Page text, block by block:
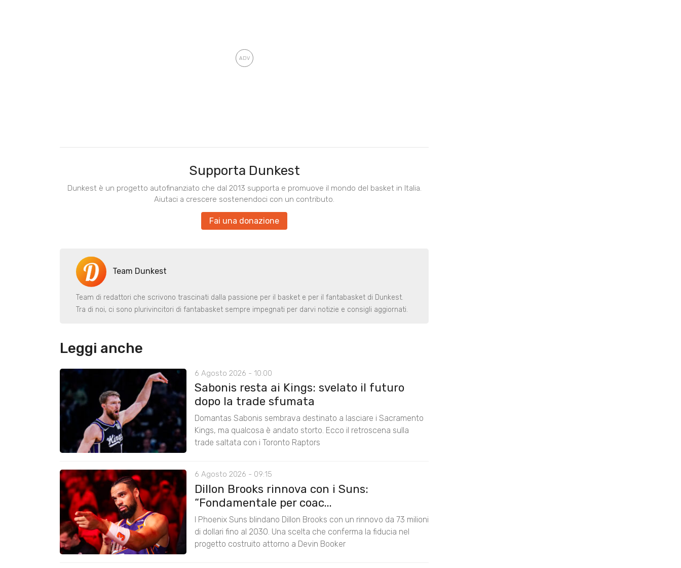
Supporta Dunkest
Dunkest è un progetto autofinanziato che dal 2013 supporta e promuove il mondo del basket in Italia.
Aiutaci a crescere sostenendoci con un contributo.
Fai una donazione
Team Dunkest
Team di redattori che scrivono trascinati dalla passione per il basket e per il fantabasket di Dunkest.
Tra di noi, ci sono plurivincitori di fantabasket sempre impegnati per darvi notizie e consigli aggiornati.
Leggi anche
6 Agosto 2026 - 10:00
Sabonis resta ai Kings: svelato il futuro
dopo la trade sfumata
Domantas Sabonis sembrava destinato a lasciare i Sacramento
Kings, ma qualcosa è andato storto. Ecco il retroscena sulla
trade saltata con i Toronto Raptors
6 Agosto 2026 - 09:15
Dillon Brooks rinnova con i Suns:
“Fondamentale per coac...
I Phoenix Suns blindano Dillon Brooks con un rinnovo da 73 milioni
di dollari fino al 2030. Una scelta che conferma la fiducia nel
progetto costruito attorno a Devin Booker